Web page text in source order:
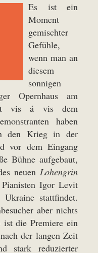
Es ist ein
Moment
gemischter
Gefühle,
wenn man an
diesem
sonnigen
Opernhaus am
vis á vis dem
haben
den Krieg in der
vor dem Eingang
Bühne aufgebaut,
neuen Lohengrin
Igor Levit
stattfindet.
aber nichts
ist die Premiere ein
der langen Zeit
stark reduzierter